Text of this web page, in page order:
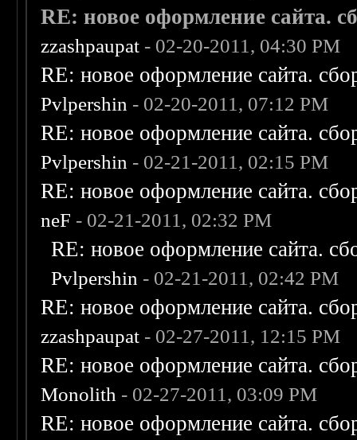
RE: новое оформление сайта.
zzashpaupat - 02-20-2011, 04:30 PM
RE: новое оформление сайта.
Pvlpershin - 02-20-2011, 07:12 PM
RE: новое оформление сайта.
Pvlpershin - 02-21-2011, 02:15 PM
RE: новое оформление сайта.
neF - 02-21-2011, 02:32 PM
RE: новое оформление сайта.
Pvlpershin - 02-21-2011, 02:42 PM
RE: новое оформление сайта.
zzashpaupat - 02-27-2011, 12:15 PM
RE: новое оформление сайта.
Monolith - 02-27-2011, 03:09 PM
RE: новое оформление сайта.